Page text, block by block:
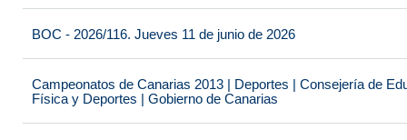
BOC - 2026/116. Jueves 11 de junio de 2026
Campeonatos de Canarias 2013 | Deportes | Consejería de
Física y Deportes | Gobierno de Canarias